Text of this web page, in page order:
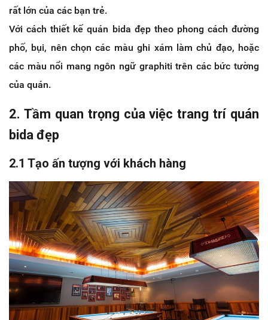
rất lớn của các bạn trẻ.
Với cách thiết kế quán bida đẹp theo phong cách đường
phố, bụi, nên chọn các màu ghi xám làm chủ đạo, hoặc
các màu nổi mang ngôn ngữ graphiti trên các bức tường
của quán.
2. Tầm quan trọng của việc trang trí quán
bida đẹp
2.1 Tạo ấn tượng với khách hàng